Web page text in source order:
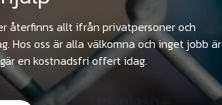
återfinns allt ifrån privatpersoner och
Hos oss är alla välkomna och inget jobb är
en kostnadsfri offert idag.